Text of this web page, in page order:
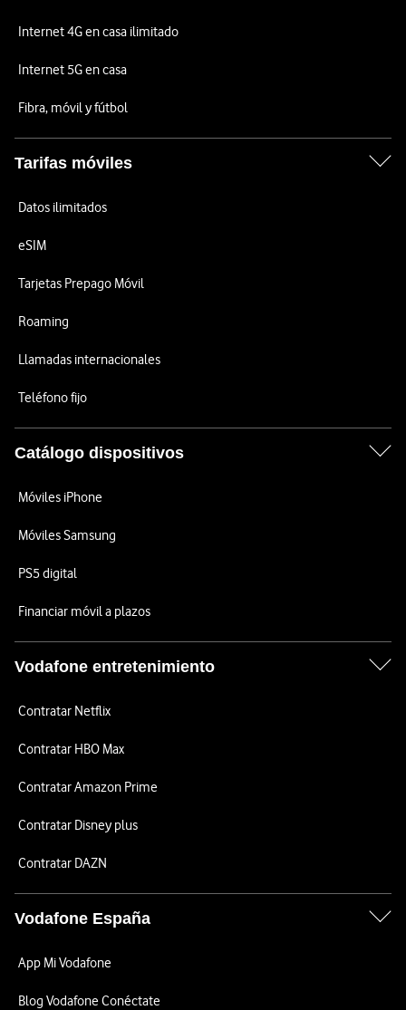
Internet 4G en casa ilimitado
Internet 5G en casa
Fibra, móvil y fútbol
Tarifas móviles
Datos ilimitados
eSIM
Tarjetas Prepago Móvil
Roaming
Llamadas internacionales
Teléfono fijo
Catálogo dispositivos
Móviles iPhone
Móviles Samsung
PS5 digital
Financiar móvil a plazos
Vodafone entretenimiento
Contratar Netflix
Contratar HBO Max
Contratar Amazon Prime
Contratar Disney plus
Contratar DAZN
Vodafone España
App Mi Vodafone
Blog Vodafone Conéctate